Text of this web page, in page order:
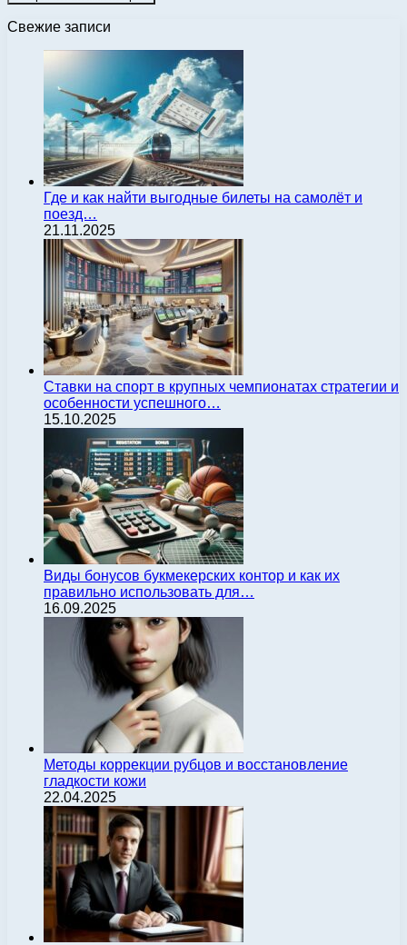
Свежие записи
Где и как найти выгодные билеты на самолёт и
поезд…
21.11.2025
Ставки на спорт в крупных чемпионатах стратегии и
особенности успешного…
15.10.2025
Виды бонусов букмекерских контор и как их
правильно использовать для…
16.09.2025
Методы коррекции рубцов и восстановление
гладкости кожи
22.04.2025